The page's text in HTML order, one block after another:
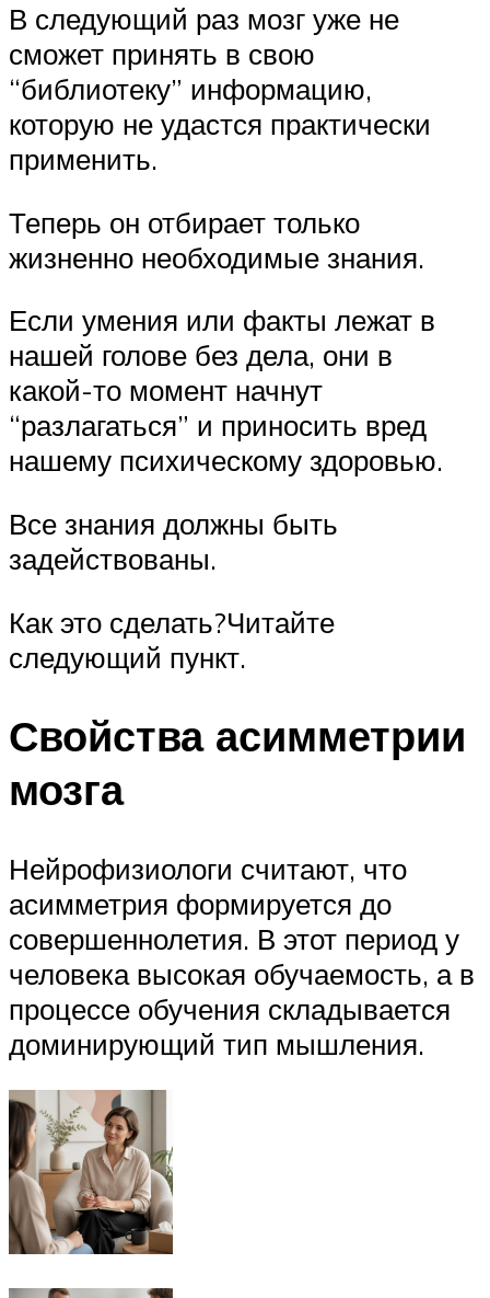
В следующий раз мозг уже не
сможет принять в свою
“библиотеку” информацию,
которую не удастся практически
применить.
Теперь он отбирает только
жизненно необходимые знания.
Если умения или факты лежат в
нашей голове без дела, они в
какой-то момент начнут
“разлагаться” и приносить вред
нашему психическому здоровью.
Все знания должны быть
задействованы.
Как это сделать?Читайте
следующий пункт.
Свойства асимметрии
мозга
Нейрофизиологи считают, что
асимметрия формируется до
совершеннолетия. В этот период у
человека высокая обучаемость, а в
процессе обучения складывается
доминирующий тип мышления.